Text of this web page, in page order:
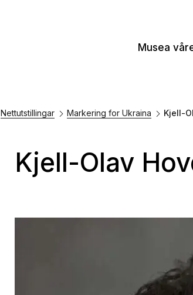
Musea
Nettutstillingar Markering for Ukraina Kjell-
Kjell-Olav